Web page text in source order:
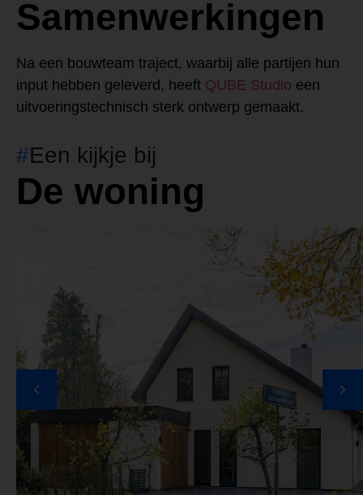
Samenwerkingen
Na een bouwteam traject, waarbij alle partijen hun
input hebben geleverd, heeft QUBE Studio een
uitvoeringstechnisch sterk ontwerp gemaakt.
#Een kijkje bij
De woning